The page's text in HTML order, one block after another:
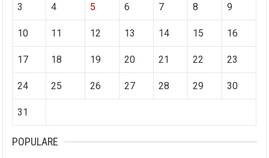
3 4 5 6 7 8 9
10 11 12 13 14 15 16
17 18 19 20 21 22 23
24 25 26 27 28 29 30
31
POPULARE